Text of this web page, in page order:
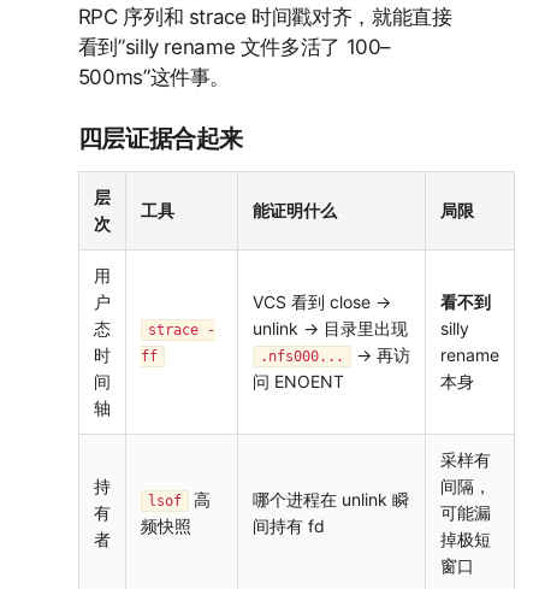
RPC 序列和 strace 时间戳对齐，就能直接
看到”silly rename 文件多活了 100–
500ms”这件事。
四层证据合起来
层
次
工具 能证明什么 局限
用
户
态
时
间
轴
strace -
ff
VCS 看到 close →
unlink → 目录里出现
.nfs000...
→ 再访
问 ENOENT
看不到
silly
rename
本身
持
有
者
lsof
高
频快照
哪个进程在 unlink 瞬
间持有 fd
采样有
间隔，
可能漏
掉极短
窗口